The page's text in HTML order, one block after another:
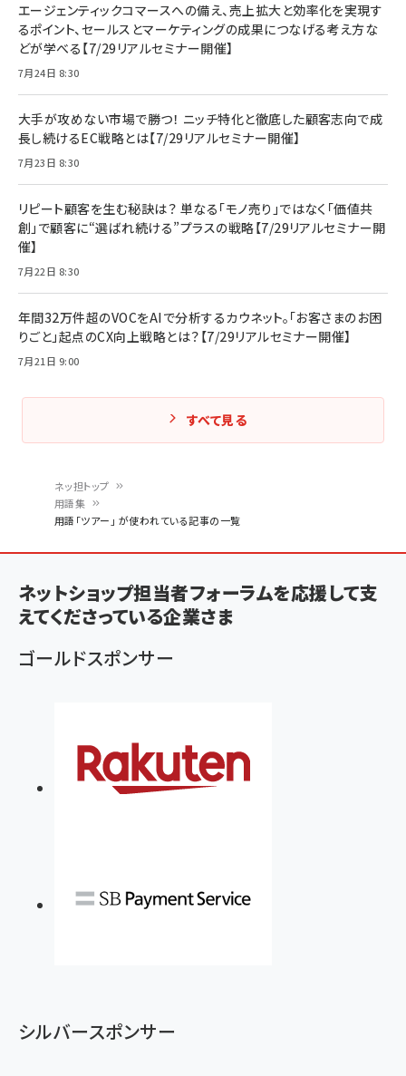
ン
く
ず
ネッ担トップ
用語集
用語「ツアー」 が使われている記事の一覧
エージェンティックコマースへの備え、売上拡大と効率化を実現す
るポイント、セールスとマーケティングの成果につなげる考え方な
どが学べる【7/29リアルセミナー開催】
7月24日 8:30
大手が攻めない市場で勝つ！ ニッチ特化と徹底した顧客志向で成
長し続けるEC戦略とは【7/29リアルセミナー開催】
7月23日 8:30
リピート顧客を生む秘訣は？ 単なる「モノ売り」ではなく「価値共
創」で顧客に“選ばれ続ける”プラスの戦略【7/29リアルセミナー開
催】
7月22日 8:30
年間32万件超のVOCをAIで分析するカウネット。「お客さまのお困
りごと」起点のCX向上戦略とは？【7/29リアルセミナー開催】
7月21日 9:00
すべて見る
ネットショップ担当者フォーラムを応援して支
えてくださっている企業さま
ゴールドスポンサー
シルバースポンサー